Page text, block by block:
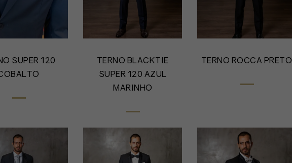
SUPER 120
TERNO BLACKTIE
SUPER 120 AZUL
MARINHO
TERNO ROCCA PRETO